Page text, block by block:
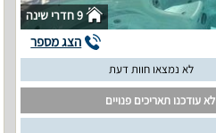
9 חדרי שינה
הצג מספר
לא נמצאו חוות דעת
לא עודכנו תאריכים פנויים